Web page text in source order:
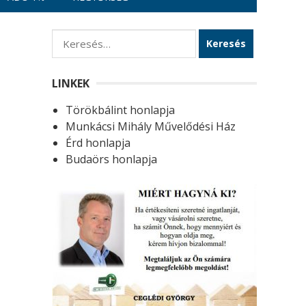
e
s
é
s
LINKEK
Törökbálint honlapja
Munkácsi Mihály Művelődési Ház
Érd honlapja
Budaörs honlapja